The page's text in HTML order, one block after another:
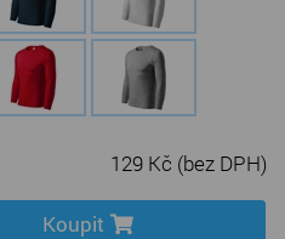
129 Kč (bez DPH)
Koupit